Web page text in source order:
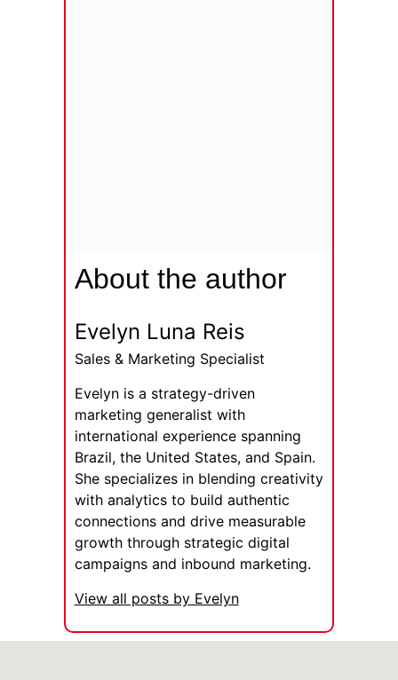
About the author
Evelyn Luna Reis
Sales & Marketing Specialist
Evelyn is a strategy-driven
marketing generalist with
international experience spanning
Brazil, the United States, and Spain.
She specializes in blending creativity
with analytics to build authentic
connections and drive measurable
growth through strategic digital
campaigns and inbound marketing.
View all posts by Evelyn